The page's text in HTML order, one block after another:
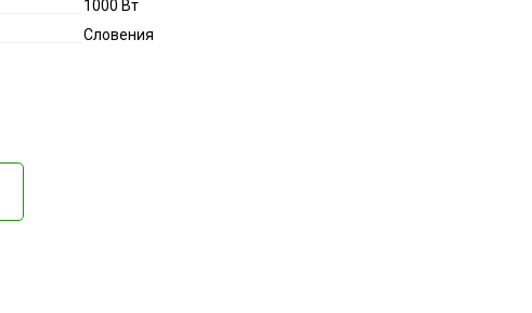
1000 Вт
Словения